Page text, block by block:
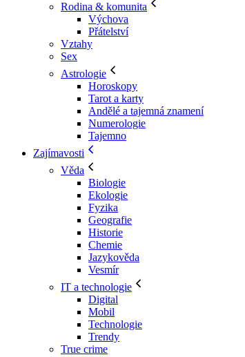
Rodina & komunita
Výchova
Přátelství
Vztahy
Sex
Astrologie
Horoskopy
Tarot a karty
Andělé a tajemná znamení
Numerologie
Tajemno
Zajímavosti
Věda
Biologie
Ekologie
Fyzika
Geografie
Historie
Chemie
Jazykověda
Vesmír
IT a technologie
Digital
Mobil
Technologie
Trendy
True crime